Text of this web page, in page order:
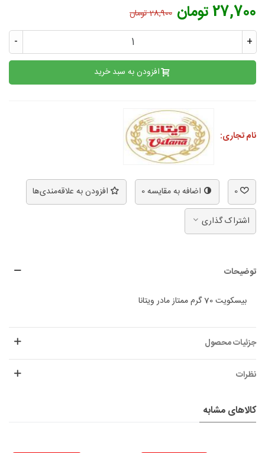
27,700 تومان 28,900 تومان
- +
افزودن به سبد خرید
نام تجاری:
0 اضافه به مقایسه0 افزودن به علاقه‌مندی‌ها
اشتراک گذاری
توضیحات
بیسکویت 70 گرم ممتاز مادر ویتانا
جزئیات محصول
نظرات
کالاهای مشابه